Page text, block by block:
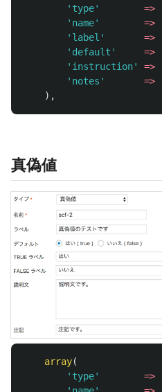
'type'
=>
'name'
=>
'label'
=>
'default'
=>
'instruction'
=>
'notes'
=>
),
真偽値
array(
'type'
=>